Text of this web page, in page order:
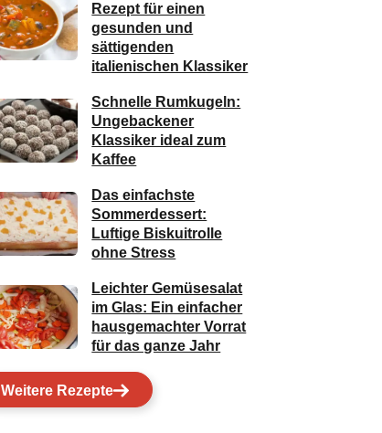
Rezept für einen
gesunden und
sättigenden
italienischen Klassiker
Schnelle Rumkugeln:
Ungebackener
Klassiker ideal zum
Kaffee
Das einfachste
Sommerdessert:
Luftige Biskuitrolle
ohne Stress
Leichter Gemüsesalat
im Glas: Ein einfacher
hausgemachter Vorrat
für das ganze Jahr
Weitere Rezepte